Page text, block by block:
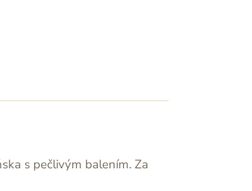
s pečlivým balením. Za